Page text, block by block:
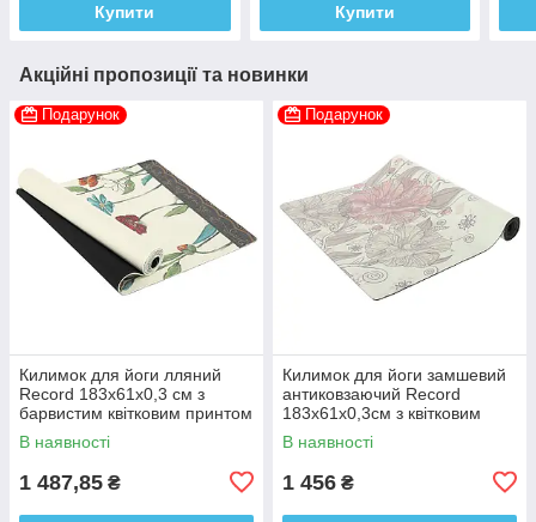
Купити Купити
Акційні пропозиції та новинки
Подарунок
Килимок для йоги лляний
Record 183x61x0,3 см з
барвистим квітковим принтом
В наявності
1 487,85 ₴
Подарунок
Килимок для йоги замшевий
антиковзаючий Record
183x61x0,3см з квітковим
принтом
В наявності
1 456 ₴